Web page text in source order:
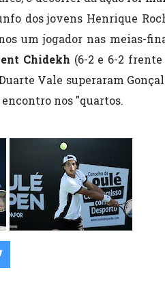
dos jovens Henrique
um jogador nas meias-
Chidekh (6-2 e 6-2 frente
Vale superaram
nos "quartos.